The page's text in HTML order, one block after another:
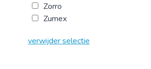
Zorro
Zumex
verwijder selectie